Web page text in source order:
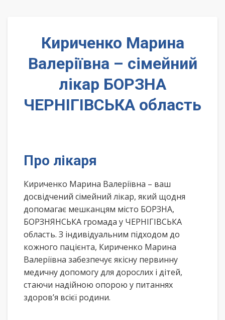
Кириченко Марина
Валеріївна – сімейний
лікар БОРЗНА
ЧЕРНІГІВСЬКА область
Про лікаря
Кириченко Марина Валеріївна – ваш
досвідчений сімейний лікар, який щодня
допомагає мешканцям місто БОРЗНА,
БОРЗНЯНСЬКА громада у ЧЕРНІГІВСЬКА
область. З індивідуальним підходом до
кожного пацієнта, Кириченко Марина
Валеріївна забезпечує якісну первинну
медичну допомогу для дорослих і дітей,
стаючи надійною опорою у питаннях
здоров’я всієї родини.